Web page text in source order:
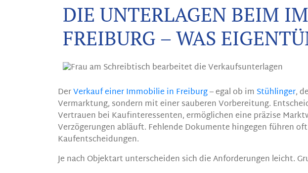
DIE UNTERLAGEN BEIM
FREIBURG – WAS
DerVerkauf einer Immobilie in Freiburg– egal ob im Stühlinger,
Vermarktung, sondern mit einer sauberen Vorbereitung.
Vertrauen bei Kaufinteressenten, ermöglichen eine präzise
Verzögerungen abläuft. Fehlende Dokumente hingegen führen
Kaufentscheidungen.
Je nach Objektart unterscheiden sich die Anforderungen leicht.